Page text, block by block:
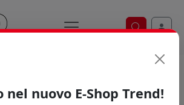
Ricerca
nel nuovo E-Shop Trend!